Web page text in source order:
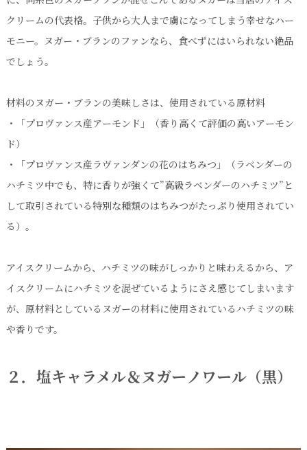
クリームの代表格。子供から大人まで虜になってしまう幸せなハー
モニー。ヌガー・ブランのファンなら、食べずにはいられない絶品
でしょう。
材料のヌガー・ブランの美味しさは、使用されている原材料
・「プロヴァンス産アーモンド」（香り高くて評価の高いアーモン
ド）
・「プロヴァンス産ラヴァンダンの花のはちみつ」（ラベンダーの
ハチミツ中でも、特に香りが強くて”高級ラベンダーのハチミツ”と
して取引されている特別な種類のはちみつがたっぷり使用されてい
る）。
アイスクリームから、ハチミツの味がしっかりと味わえるから、ア
イスクリームにハチミツを混ぜているようにさえ感じてしまいます
が、原材料としているヌガーの材料に使用されているハチミツの味
や香りです。
２．塩キャラメル＆ヌガーノワール（黒）